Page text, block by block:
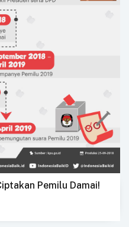
Pemilu Damai!